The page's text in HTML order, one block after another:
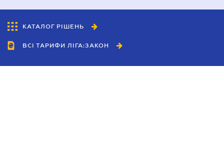
КАТАЛОГ РІШЕНЬ
ВСІ ТАРИФИ ЛІГА:ЗАКОН